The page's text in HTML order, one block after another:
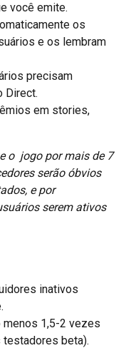
você emite.
os
e os lembram
precisam
Direct.
em stories,
o  jogo por mais de 7
serão óbvios
e por
serem ativos
inativos
menos 1,5-2 vezes
beta).